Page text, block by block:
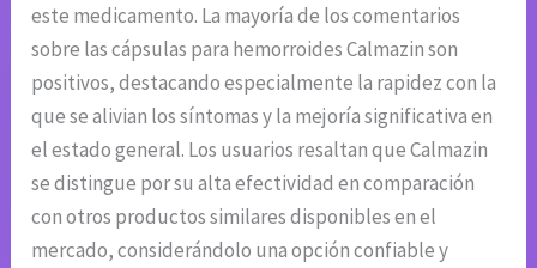
este medicamento. La mayoría de los comentarios
sobre las cápsulas para hemorroides Calmazin son
positivos, destacando especialmente la rapidez con la
que se alivian los síntomas y la mejoría significativa en
el estado general. Los usuarios resaltan que Calmazin
se distingue por su alta efectividad en comparación
con otros productos similares disponibles en el
mercado, considerándolo una opción confiable y